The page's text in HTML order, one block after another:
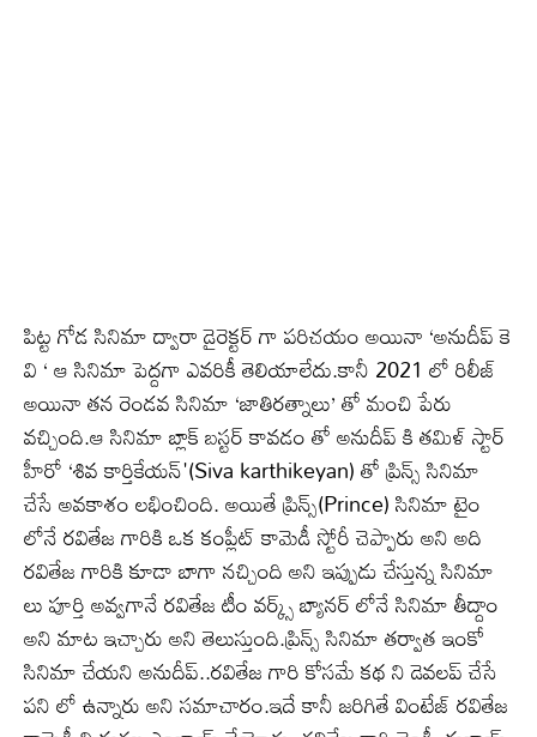
పిట్ట గోడ సినిమా ద్వారా డైరెక్టర్ గా పరిచయం అయినా ‘అనుదీప్ కె
వి ‘ ఆ సినిమా పెద్దగా ఎవరికీ తెలియాలేదు.కానీ 2021 లో రిలీజ్
అయినా తన రెండవ సినిమా ‘జాతిరత్నాలు’ తో మంచి పేరు
వచ్చింది.ఆ సినిమా బ్లాక్ బస్టర్ కావడం తో అనుదీప్ కి తమిళ్ స్టార్
హీరో ‘శివ కార్తికేయన్'(Siva karthikeyan) తో ప్రిన్స్ సినిమా
చేసే అవకాశం లభించింది. అయితే ప్రిన్స్(Prince) సినిమా టైం
లోనే రవితేజ గారికి ఒక కంప్లీట్ కామెడీ స్టోరీ చెప్పారు అని అది
రవితేజ గారికి కూడా బాగా నచ్చింది అని ఇప్పుడు చేస్తున్న సినిమా
లు పూర్తి అవ్వగానే రవితేజ టీం వర్క్స్ బ్యానర్ లోనే సినిమా తీద్దాం
అని మాట ఇచ్చారు అని తెలుస్తుంది.ప్రిన్స్ సినిమా తర్వాత ఇంకో
సినిమా చేయని అనుదీప్..రవితేజ గారి కోసమే కథ ని డెవలప్ చేసే
పని లో ఉన్నారు అని సమాచారం.ఇదే కానీ జరిగితే వింటేజ్ రవితేజ